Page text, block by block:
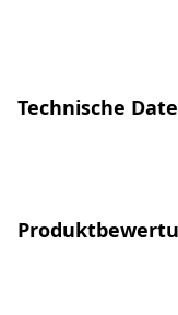
Technische